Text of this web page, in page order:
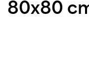
80x80